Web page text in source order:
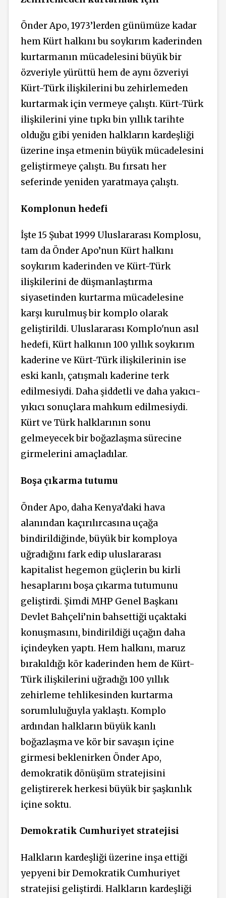
Önder Apo, 1973’lerden günümüze kadar
hem Kürt halkını bu soykırım kaderinden
kurtarmanın mücadelesini büyük bir
özveriyle yürüttü hem de aynı özveriyi
Kürt-Türk ilişkilerini bu zehirlemeden
kurtarmak için vermeye çalıştı. Kürt-Türk
ilişkilerini yine tıpkı bin yıllık tarihte
olduğu gibi yeniden halkların kardeşliği
üzerine inşa etmenin büyük mücadelesini
geliştirmeye çalıştı. Bu fırsatı her
seferinde yeniden yaratmaya çalıştı.
Komplonun hedefi
İşte 15 Şubat 1999 Uluslararası Komplosu,
tam da Önder Apo’nun Kürt halkını
soykırım kaderinden ve Kürt-Türk
ilişkilerini de düşmanlaştırma
siyasetinden kurtarma mücadelesine
karşı kurulmuş bir komplo olarak
geliştirildi. Uluslararası Komplo'nun asıl
hedefi, Kürt halkının 100 yıllık soykırım
kaderine ve Kürt-Türk ilişkilerinin ise
eski kanlı, çatışmalı kaderine terk
edilmesiydi. Daha şiddetli ve daha yakıcı-
yıkıcı sonuçlara mahkum edilmesiydi.
Kürt ve Türk halklarının sonu
gelmeyecek bir boğazlaşma sürecine
girmelerini amaçladılar.
Boşa çıkarma tutumu
Önder Apo, daha Kenya’daki hava
alanından kaçırılırcasına uçağa
bindirildiğinde, büyük bir komploya
uğradığını fark edip uluslararası
kapitalist hegemon güçlerin bu kirli
hesaplarını boşa çıkarma tutumunu
geliştirdi. Şimdi MHP Genel Başkanı
Devlet Bahçeli’nin bahsettiği uçaktaki
konuşmasını, bindirildiği uçağın daha
içindeyken yaptı. Hem halkını, maruz
bırakıldığı kör kaderinden hem de Kürt-
Türk ilişkilerini uğradığı 100 yıllık
zehirleme tehlikesinden kurtarma
sorumluluğuyla yaklaştı. Komplo
ardından halkların büyük kanlı
boğazlaşma ve kör bir savaşın içine
girmesi beklenirken Önder Apo,
demokratik dönüşüm stratejisini
geliştirerek herkesi büyük bir şaşkınlık
içine soktu.
Demokratik Cumhuriyet stratejisi
Halkların kardeşliği üzerine inşa ettiği
yepyeni bir Demokratik Cumhuriyet
stratejisi geliştirdi. Halkların kardeşliği